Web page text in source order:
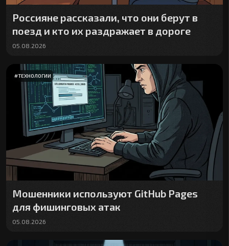
Россияне рассказали, что они берут в
поезд и кто их раздражает в дороге
05.08.2026
#ТЕХНОЛОГИИ
Мошенники используют GitHub Pages
для фишинговых атак
05.08.2026